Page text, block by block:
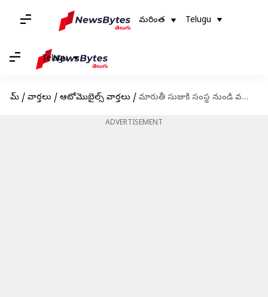
మరింత Telugu
Telugu
హోమ్ / వార్తలు / ఆటోమొబైల్స్ వార్తలు / మారుతీ సుజుకి సంస్థ నుండి వస్తున్న NEXA సిరీస్ లో మరో SUV
ADVERTISEMENT